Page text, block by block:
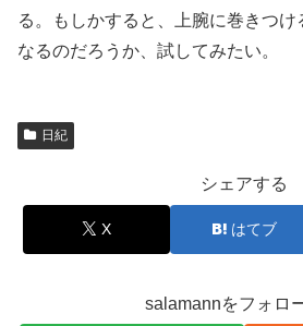
る。もしかすると、上腕に巻きつけ
なるのだろうか、試してみたい。
日紀
シェアする
X はてブ
salamannをフォロ